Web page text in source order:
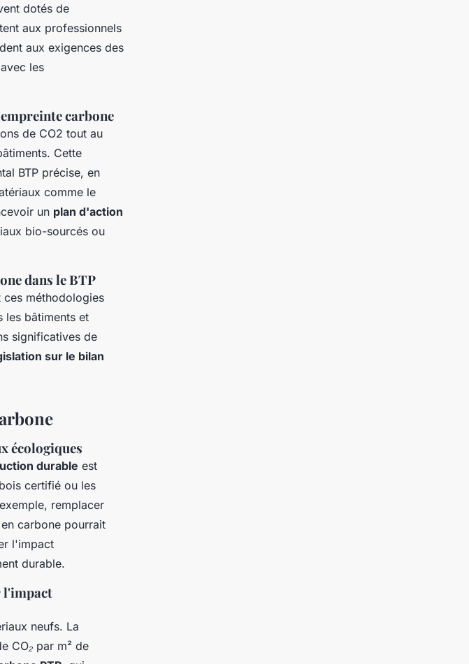
dotés de
aux professionnels
aux exigences des
les
carbone
de CO2 tout au
Cette
BTP précise, en
comme le
un plan d'action
bio-sourcés ou
dans le BTP
ces méthodologies
les bâtiments et
significatives de
sur le bilan
écologiques
durable est
certifié ou les
remplacer
carbone pourrait
l'impact
durable.
l'impact
neufs. La
CO₂ par m² de